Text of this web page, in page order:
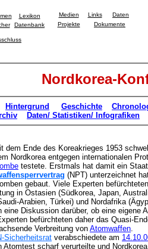
Lexikon
Datenbank
Medien Links
Daten
Projekte
Dokumente
Nordkorea-
Hintergrund Geschichte
Daten/ Statistiken/ Infografiken
dem Ende des Koreakrieges 1953
Nordkorea entgegen internationalen
testete. Erstmals hat damit ein
(NPT) unterzeichnet
gebaut. Viele Experten
in Ostasien (Südkorea, Japan,
Arabien, Türkei) und Nordafrika
eine Diskussion darüber, ob eine eigene
befürchteten daher das Quasi-
Verbreitung von Atomwaffen.
Sicherheitsrat verabschiedete am
Atomtest scharf verurteilte und